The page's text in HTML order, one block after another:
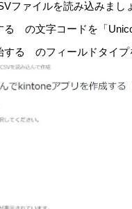
ファイルを読み込みまし
る の文字コードを「
する のフィールドタイプ